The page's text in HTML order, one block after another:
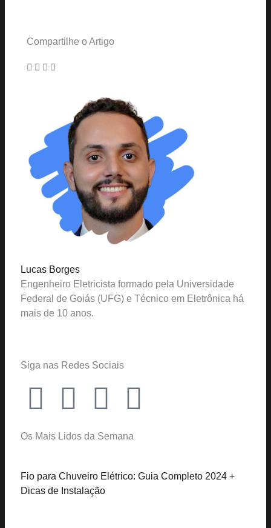
Compartilhe o Artigo
Lucas Borges
Engenheiro Eletricista formado pela Universidade
Federal de Goiás (UFG) e Técnico em Eletrônica há
mais de 10 anos.
Siga nas Redes Sociais
F
a
e
Y
o
t
T
i
t
I
n
t
Os Mais Lidos da Semana
Fio para Chuveiro Elétrico: Guia Completo 2024 +
Dicas de Instalação